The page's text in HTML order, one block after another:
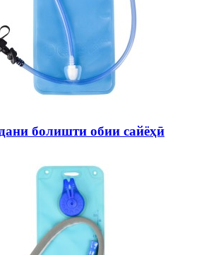
болишти обии сайёҳӣ